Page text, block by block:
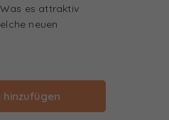
es attraktiv
neuen
hinzufügen